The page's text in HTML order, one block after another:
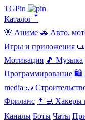
TGPin
Каталог 🢓
🎌 Аниме 🚗 Авто,
Игры и приложения
Мотивация 🎵 Музыка
Программирование 🛍️
media 🧱
Фриланс 👨‍💻 Хакеры
Каналы Боты Чаты